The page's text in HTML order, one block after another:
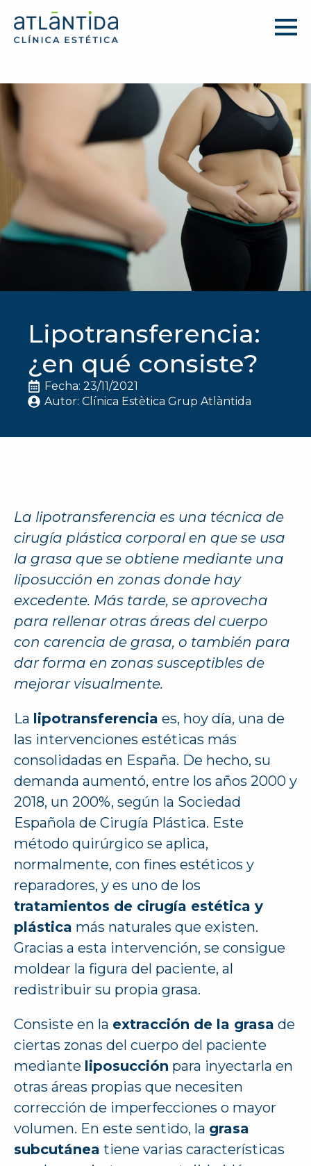
Lipotransferencia:
¿en qué consiste?
Fecha: 23/11/2021
Autor: Clínica Estètica Grup Atlàntida
La lipotransferencia es una técnica de
cirugía plástica corporal en que se usa
la grasa que se obtiene mediante una
liposucción en zonas donde hay
excedente. Más tarde, se aprovecha
para rellenar otras áreas del cuerpo
con carencia de grasa, o también para
dar forma en zonas susceptibles de
mejorar visualmente.
La lipotransferencia es, hoy día, una de
las intervenciones estéticas más
consolidadas en España. De hecho, su
demanda aumentó, entre los años 2000 y
2018, un 200%, según la Sociedad
Española de Cirugía Plástica. Este
método quirúrgico se aplica,
normalmente, con fines estéticos y
reparadores, y es uno de los
tratamientos de cirugía estética y
plástica más naturales que existen.
Gracias a esta intervención, se consigue
moldear la figura del paciente, al
redistribuir su propia grasa.
Consiste en la extracción de la grasa de
ciertas zonas del cuerpo del paciente
mediante liposucción para inyectarla en
otras áreas propias que necesiten
corrección de imperfecciones o mayor
volumen. En este sentido, la grasa
subcutánea tiene varias características